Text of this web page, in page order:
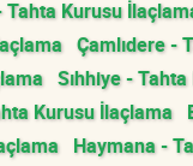
Tahta Kurusu
Çamlıdere -
Sıhhiye -
Kurusu İlaçlama
Haymana -